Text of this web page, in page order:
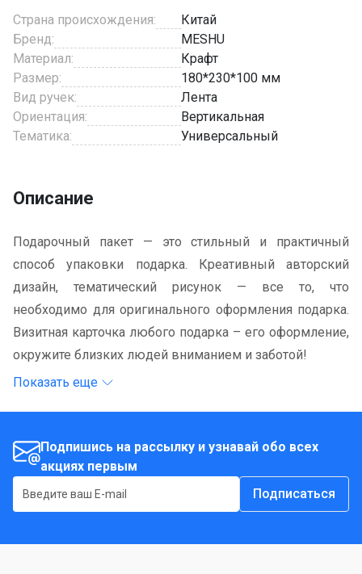
Страна происхождения:
Китай
Бренд:
MESHU
Материал:
Крафт
Размер:
180*230*100 мм
Вид ручек:
Лента
Ориентация:
Вертикальная
Тематика:
Универсальный
Описание
Подарочный пакет — это стильный и практичный
способ упаковки подарка. Креативный авторский
дизайн, тематический рисунок — все то, что
необходимо для оригинального оформления подарка.
Визитная карточка любого подарка – его оформление,
окружите близких людей вниманием и заботой!
Показать еще
Подпишись на рассылку и узнавай обо всех
акциях первым
Подписаться